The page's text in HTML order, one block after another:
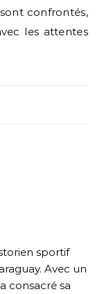
confrontés,
les attentes
sportif
Avec un
consacré sa